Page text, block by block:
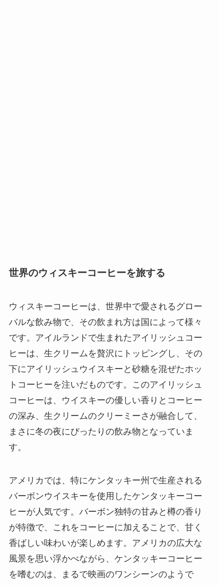
世界のウィスキーコーヒーを旅する
ウィスキーコーヒーは、世界中で愛されるグロー
バルな飲み物で、その飲まれ方は国によって様々
です。アイルランドで生まれたアイリッシュコー
ヒーは、生クリームを贅沢にトッピングし、その
下にアイリッシュウイスキーと砂糖を混ぜたホッ
トコーヒーを注いだものです。このアイリッシュ
コーヒーは、ウイスキーの優しい香りとコーヒー
の深み、生クリームのクリーミーさが融合して、
まさに冬の夜にぴったりの飲み物となっていま
す。
アメリカでは、特にケンタッキー州で生産される
バーボンウイスキーを使用したケンタッキーコー
ヒーが人気です。バーボン独特の甘みと樽の香り
が特徴で、これをコーヒーに加えることで、甘く
香ばしい味わいが楽しめます。アメリカの広大な
風景を思い浮かべながら、ケンタッキーコーヒー
を嗜むのは、まるで映画のワンシーンのようで